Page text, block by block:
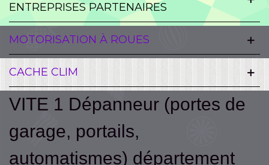
ENTREPRISES PARTENAIRES
MOTORISATION À ROUES
CACHE CLIM
VITE 1 Dépanneur (portes de
garage, portails,
automatismes) département